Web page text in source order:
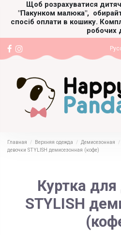
Щоб розрахуватися
"Пакунком малюка",
спосіб оплати в кошику.
робочих
Главная Верхняя одежда Демисезонная
девочки STYLISH демисезонная (кофе)
Куртка
STYLISH